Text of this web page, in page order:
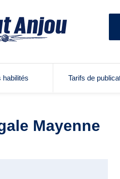
habilités Tarifs de
Mayenne